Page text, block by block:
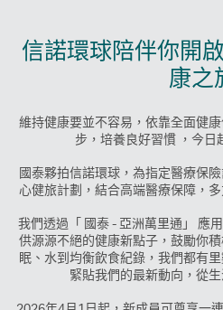
信諾環球陪伴你開
康之
維持健康要並不容易，依靠全面健
步，培養良好習慣 ，今日
國泰夥拍信諾環球，為指定醫療保
心健旅計劃，結合高端醫療保障，
我們透過「 國泰 - 亞洲萬里通」 應
供源源不絕的健康新點子，鼓勵你
眠、水到均衡飲食紀錄，我們都有
緊貼我們的最新動向，從